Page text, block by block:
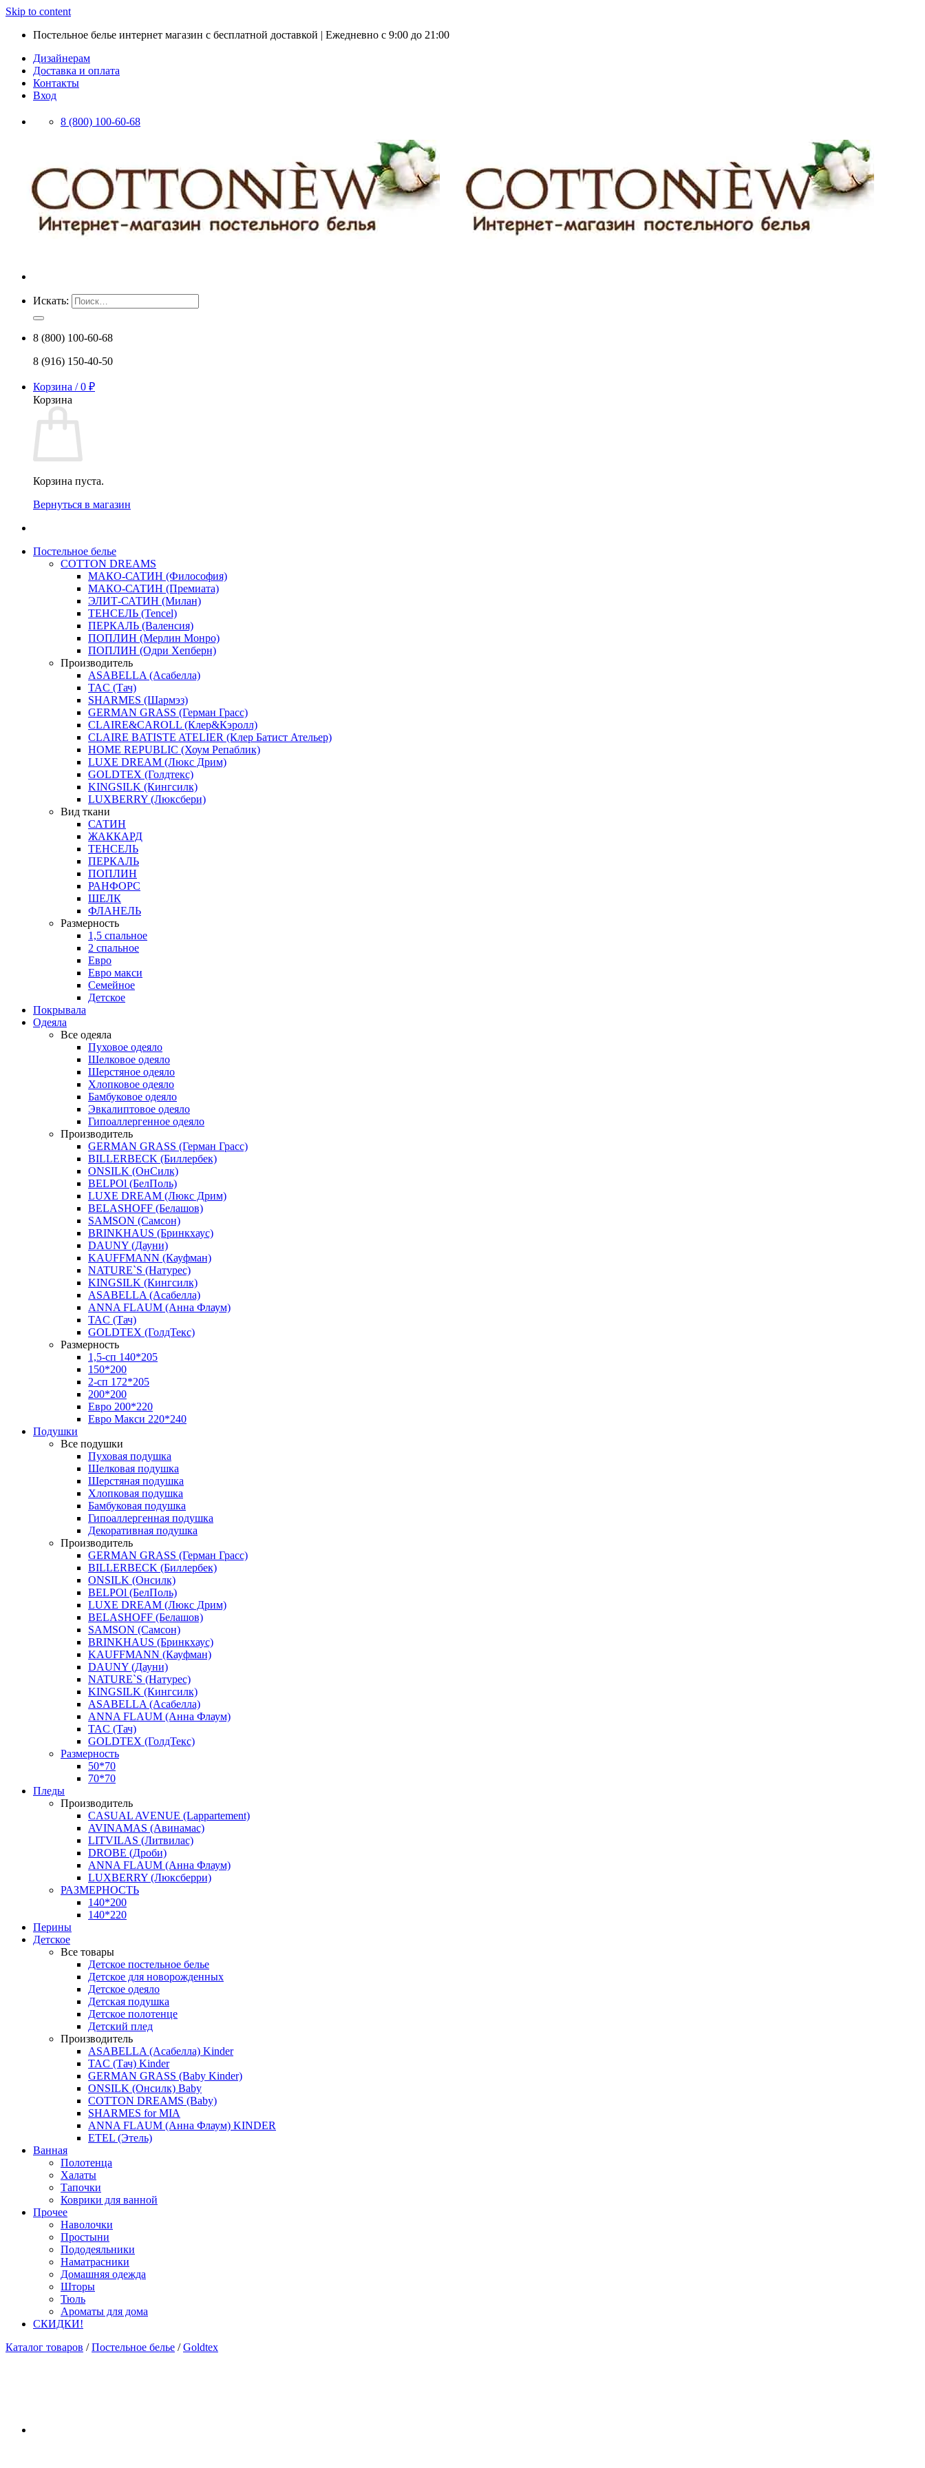
Skip to content
Постельное белье интернет магазин с бесплатной доставкой | Ежедневно с 9:00 до 21:00
Дизайнерам
Доставка и оплата
Контакты
Вход
8 (800) 100-60-68
Искать:
8 (800) 100-60-68
8 (916) 150-40-50
Корзина /0 ₽
Корзина
Корзина пуста.
Вернуться в магазин
Постельное белье
COTTON DREAMS
МАКО-САТИН (Философия)
МАКО-САТИН (Премиата)
ЭЛИТ-САТИН (Милан)
ТЕНСЕЛЬ (Tencel)
ПЕРКАЛЬ (Валенсия)
ПОПЛИН (Мерлин Монро)
ПОПЛИН (Одри Хепберн)
Производитель
ASABELLA (Асабелла)
TAC (Тач)
SHARMES (Шармэз)
GERMAN GRASS (Герман Грасс)
CLAIRE&CAROLL (Клер&Кэролл)
CLAIRE BATISTE ATELIER (Клер Батист Ательер)
HOME REPUBLIC (Хоум Репаблик)
LUXE DREAM (Люкс Дрим)
GOLDTEX (Голдтекс)
KINGSILK (Кингсилк)
LUXBERRY (Люксбери)
Вид ткани
САТИН
ЖАККАРД
ТЕНСЕЛЬ
ПЕРКАЛЬ
ПОПЛИН
РАНФОРС
ШЕЛК
ФЛАНЕЛЬ
Размерность
1,5 спальное
2 спальное
Евро
Евро макси
Семейное
Детское
Покрывала
Одеяла
Все одеяла
Пуховое одеяло
Шелковое одеяло
Шерстяное одеяло
Хлопковое одеяло
Бамбуковое одеяло
Эвкалиптовое одеяло
Гипоаллергенное одеяло
Производитель
GERMAN GRASS (Герман Грасс)
BILLERBECK (Биллербек)
ONSILK (ОнСилк)
BELPOl (БелПоль)
LUXE DREAM (Люкс Дрим)
BELASHOFF (Белашов)
SAMSON (Самсон)
BRINKHAUS (Бринкхаус)
DAUNY (Дауни)
KAUFFMANN (Кауфман)
NATURE`S (Натурес)
KINGSILK (Кингсилк)
ASABELLA (Асабелла)
ANNA FLAUM (Анна Флаум)
TAC (Тач)
GOLDTEX (ГолдТекс)
Размерность
1,5-сп 140*205
150*200
2-сп 172*205
200*200
Евро 200*220
Евро Макси 220*240
Подушки
Все подушки
Пуховая подушка
Шелковая подушка
Шерстяная подушка
Хлопковая подушка
Бамбуковая подушка
Гипоаллергенная подушка
Декоративная подушка
Производитель
GERMAN GRASS (Герман Грасс)
BILLERBECK (Биллербек)
ONSILK (Онсилк)
BELPOl (БелПоль)
LUXE DREAM (Люкс Дрим)
BELASHOFF (Белашов)
SAMSON (Самсон)
BRINKHAUS (Бринкхаус)
KAUFFMANN (Кауфман)
DAUNY (Дауни)
NATURE`S (Натурес)
KINGSILK (Кингсилк)
ASABELLA (Асабелла)
ANNA FLAUM (Анна Флаум)
TAC (Тач)
GOLDTEX (ГолдТекс)
Размерность
50*70
70*70
Пледы
Производитель
CASUAL AVENUE (Lappartement)
AVINAMAS (Авинамас)
LITVILAS (Литвилас)
DROBE (Дроби)
ANNA FLAUM (Анна Флаум)
LUXBERRY (Люксберри)
РАЗМЕРНОСТЬ
140*200
140*220
Перины
Детское
Все товары
Детское постельное белье
Детское для новорожденных
Детское одеяло
Детская подушка
Детское полотенце
Детский плед
Производитель
ASABELLA (Асабелла) Kinder
TAC (Тач) Kinder
GERMAN GRASS (Baby Kinder)
ONSILK (Онсилк) Baby
COTTON DREAMS (Baby)
SHARMES for MIA
ANNA FLAUM (Анна Флаум) KINDER
ETEL (Этель)
Ванная
Полотенца
Халаты
Тапочки
Коврики для ванной
Прочее
Наволочки
Простыни
Пододеяльники
Наматрасники
Домашняя одежда
Шторы
Тюль
Ароматы для дома
СКИДКИ!
Каталог товаров / Постельное белье / Goldtex